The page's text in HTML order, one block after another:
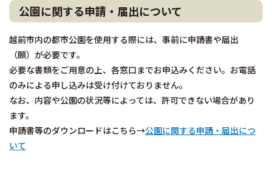
公園に関する申請・届出について
越前市内の都市公園を使用する際には、事前に申請書や届出
（願）が必要です。
必要な書類をご用意の上、各窓口までお申込みください。お電話
のみによる申し込みは受け付けておりません。
なお、内容や公園の状況等によっては、許可できない場合があり
ます。
申請書等のダウンロードはこちら→公園に関する申請・届出につ
いて